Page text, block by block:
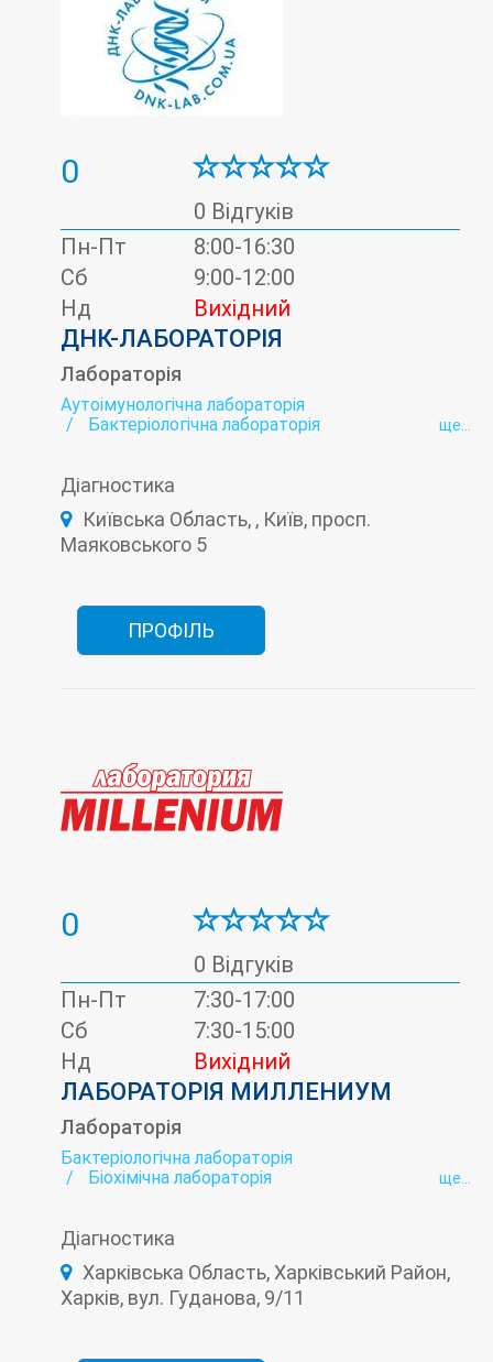
0
0 Відгуків
Пн-Пт
8:00-16:30
Сб
9:00-12:00
Нд
Вихідний
ДНК-ЛАБОРАТОРІЯ
Лабораторія
Аутоімунологічна лабораторія
Бактеріологічна лабораторія
Гельмінтологія
Інфекційна лабораторія
Лабораторія контролю анемії
Тиреоїдна лабораторія
Цитологічна лабораторія
ще...
Діагностика
Київська Область, , Київ, просп.
Маяковського 5
ПРОФІЛЬ
0
0 Відгуків
Пн-Пт
7:30-17:00
Сб
7:30-15:00
Нд
Вихідний
ЛАБОРАТОРІЯ МИЛЛЕНИУМ
Лабораторія
Бактеріологічна лабораторія
Біохімічна лабораторія
Імунологічна лабораторія
Пренатальна (дородова) діагностика
ще...
Діагностика
Харківська Область, Харківський Район,
Харків, вул. Гуданова, 9/11